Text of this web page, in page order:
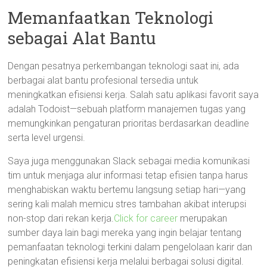
Memanfaatkan Teknologi
sebagai Alat Bantu
Dengan pesatnya perkembangan teknologi saat ini, ada
berbagai alat bantu profesional tersedia untuk
meningkatkan efisiensi kerja. Salah satu aplikasi favorit saya
adalah Todoist—sebuah platform manajemen tugas yang
memungkinkan pengaturan prioritas berdasarkan deadline
serta level urgensi.
Saya juga menggunakan Slack sebagai media komunikasi
tim untuk menjaga alur informasi tetap efisien tanpa harus
menghabiskan waktu bertemu langsung setiap hari—yang
sering kali malah memicu stres tambahan akibat interupsi
non-stop dari rekan kerja.Click for career merupakan
sumber daya lain bagi mereka yang ingin belajar tentang
pemanfaatan teknologi terkini dalam pengelolaan karir dan
peningkatan efisiensi kerja melalui berbagai solusi digital.